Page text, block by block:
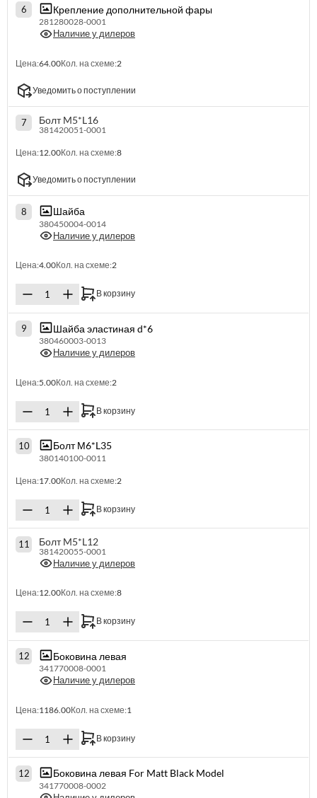
6 Крепление дополнительной фары
281280028-0001
Наличие у дилеров
Цена:64.00Кол. на схеме:2
Уведомить о поступлении
7 Болт M5*L16
381420051-0001
Цена:12.00Кол. на схеме:8
Уведомить о поступлении
8 Шайба
380450004-0014
Наличие у дилеров
Цена:4.00Кол. на схеме:2
В корзину
9 Шайба эластиная d*6
380460003-0013
Наличие у дилеров
Цена:5.00Кол. на схеме:2
В корзину
10 Болт М6*L35
380140100-0011
Цена:17.00Кол. на схеме:2
В корзину
11 Болт M5*L12
381420055-0001
Наличие у дилеров
Цена:12.00Кол. на схеме:8
В корзину
12 Боковина левая
341770008-0001
Наличие у дилеров
Цена:1186.00Кол. на схеме:1
В корзину
12 Боковина левая For Matt Black Model
341770008-0002